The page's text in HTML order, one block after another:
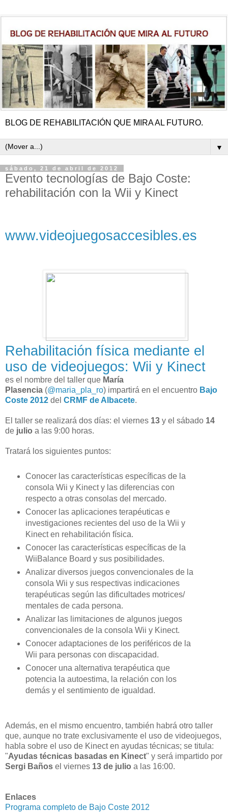
BLOG DE REHABILITACIÓN QUE MIRA AL FUTURO.
▼
sábado, 21 de abril de 2012
Evento tecnologías de Bajo Coste:
rehabilitación con la Wii y Kinect
www.videojuegosaccesibles.es
Rehabilitación física mediante el
uso de videojuegos: Wii y Kinect
es el nombre del taller que María
Plasencia (@maria_pla_ro) impartirá en el encuentro Bajo
Coste 2012 del CRMF de Albacete.
El taller se realizará dos días: el viernes 13 y el sábado 14
de julio a las 9:00 horas.
Tratará los siguientes puntos:
Conocer las características específicas de la
consola Wii y Kinect y las diferencias con
respecto a otras consolas del mercado.
Conocer las aplicaciones terapéuticas e
investigaciones recientes del uso de la Wii y
Kinect en rehabilitación física.
Conocer las características específicas de la
WiiBalance Board y sus posibilidades.
Analizar diversos juegos convencionales de la
consola Wii y sus respectivas indicaciones
terapéuticas según las dificultades motrices/
mentales de cada persona.
Analizar las limitaciones de algunos juegos
convencionales de la consola Wii y Kinect.
Conocer adaptaciones de los periféricos de la
Wii para personas con discapacidad.
Conocer una alternativa terapéutica que
potencia la autoestima, la relación con los
demás y el sentimiento de igualdad.
Además, en el mismo encuentro, también habrá otro taller
que, aunque no trate exclusivamente el uso de videojuegos,
habla sobre el uso de Kinect en ayudas técnicas; se titula:
"Ayudas técnicas basadas en Kinect" y será impartido por
Sergi Baños el viernes 13 de julio a las 16:00.
Enlaces
Programa completo de Bajo Coste 2012